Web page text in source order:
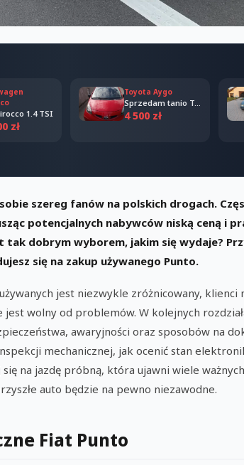
1.4 TSI
zł
Toyota Aygo
Sprzedam tanio Toyota Aygo 2006
4 500 zł
szereg fanów na polskich drogach.
potencjalnych nabywców niską ceną i
dobrym wyborem, jakim się wydaje?
się na zakup używanego Punto.
jest niezwykle zróżnicowany, klienci
wolny od problemów. W kolejnych
awaryjności oraz sposobów na
mechanicznej, jak ocenić stan
na jazdę próbną, która ujawni wiele
auto będzie na pewno niezawodne.
Fiat Punto